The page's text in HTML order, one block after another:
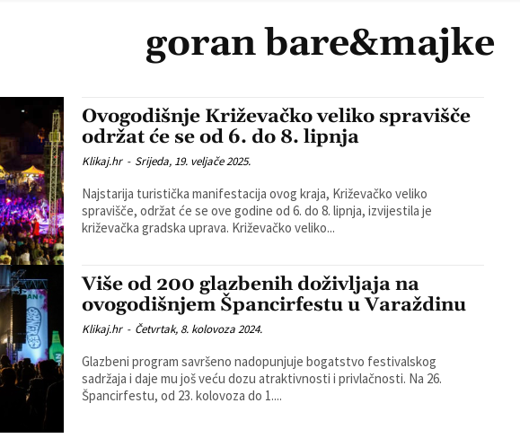
goran bare&majke
Ovogodišnje Križevačko veliko spravišče
održat će se od 6. do 8. lipnja
Klikaj.hr - Srijeda, 19. veljače 2025.
Najstarija turistička manifestacija ovog kraja, Križevačko veliko
spravišče, održat će se ove godine od 6. do 8. lipnja, izvijestila je
križevačka gradska uprava. Križevačko veliko...
Više od 200 glazbenih doživljaja na
ovogodišnjem Špancirfestu u Varaždinu
Klikaj.hr - Četvrtak, 8. kolovoza 2024.
Glazbeni program savršeno nadopunjuje bogatstvo festivalskog
sadržaja i daje mu još veću dozu atraktivnosti i privlačnosti. Na 26.
Špancirfestu, od 23. kolovoza do 1....